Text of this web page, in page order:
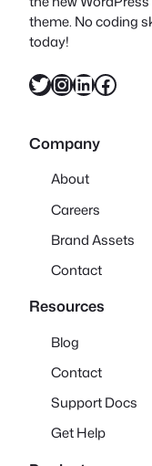
theme. No coding
today!
X InstagramLinkedIn Facebook
Company
About
Careers
Brand Assets
Contact
Resources
Blog
Contact
Support Docs
Get Help